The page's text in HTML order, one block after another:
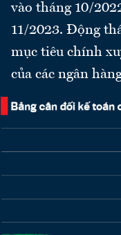
vào tháng 10/
11/2023. Động
mục tiêu chính
của các ngân